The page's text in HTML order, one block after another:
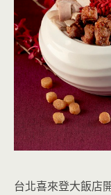
台北喜來登大飯店